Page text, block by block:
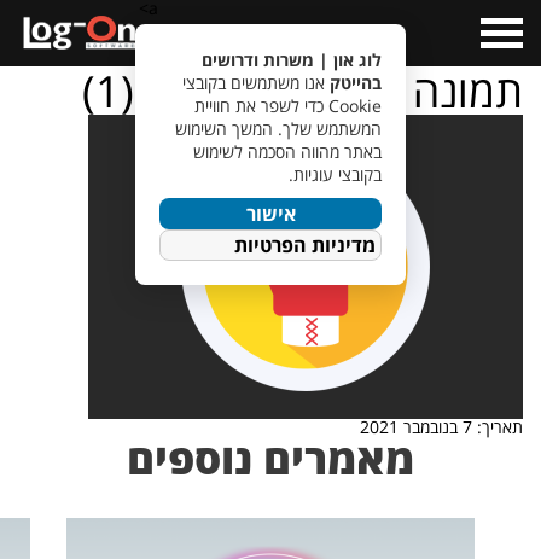
Menu
תמונה לכתבה – הזירה (1)
תאריך: 7 בנובמבר 2021
מאמרים נוספים
לוג און | משרות ודרושים
בהייטק אנו משתמשים בקובצי
Cookie כדי לשפר את חוויית
המשתמש שלך. המשך השימוש
באתר מהווה הסכמה לשימוש
בקובצי עוגיות.
אישור
מדיניות הפרטיות